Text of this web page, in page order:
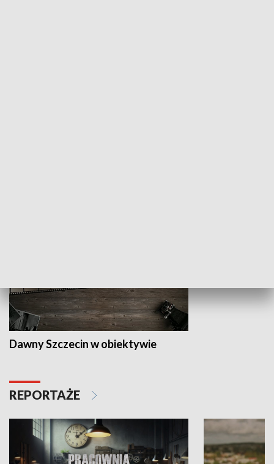
Dawny Szczecin w obiektywie
REPORTAŻE